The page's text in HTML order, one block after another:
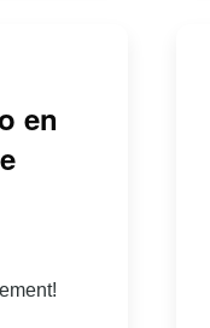
en